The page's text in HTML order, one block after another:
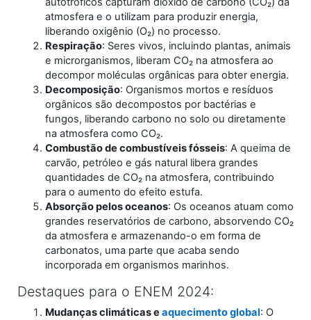
atmosfera e o utilizam para produzir energia,
liberando oxigênio (O₂) no processo.
Respiração: Seres vivos, incluindo plantas, animais
e microrganismos, liberam CO₂ na atmosfera ao
decompor moléculas orgânicas para obter energia.
Decomposição: Organismos mortos e resíduos
orgânicos são decompostos por bactérias e
fungos, liberando carbono no solo ou diretamente
na atmosfera como CO₂.
Combustão de combustíveis fósseis: A queima de
carvão, petróleo e gás natural libera grandes
quantidades de CO₂ na atmosfera, contribuindo
para o aumento do efeito estufa.
Absorção pelos oceanos: Os oceanos atuam como
grandes reservatórios de carbono, absorvendo CO₂
da atmosfera e armazenando-o em forma de
carbonatos, uma parte que acaba sendo
incorporada em organismos marinhos.
Destaques para o ENEM 2024:
Mudanças climáticas eaquecimento global: O